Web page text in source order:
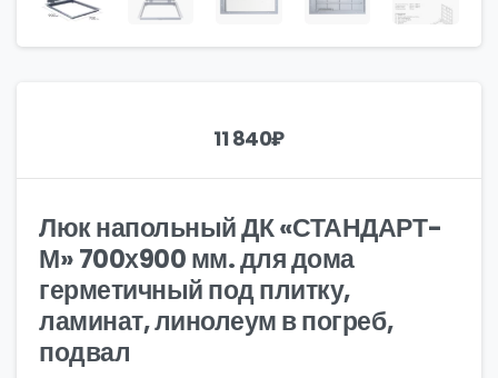
11 840₽
Люк напольный ДК «СТАНДАРТ-
М» 700х900 мм. для дома
герметичный под плитку,
ламинат, линолеум в погреб,
подвал